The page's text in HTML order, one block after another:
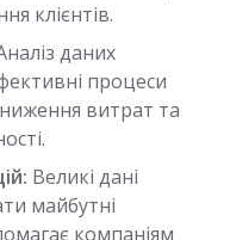
клієнтів.
даних
процеси
витрат та
Великі дані
майбутні
компаніям